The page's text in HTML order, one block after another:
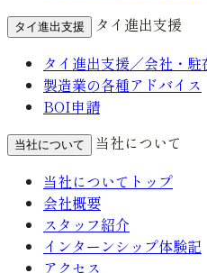
タイ進出支援
タイ進出支援
タイ進出支援／会社・
製造業の各種アドバイス
BOI申請
当社について
当社について
当社についてトップ
会社概要
スタッフ紹介
インターンシップ体験記
アクセス